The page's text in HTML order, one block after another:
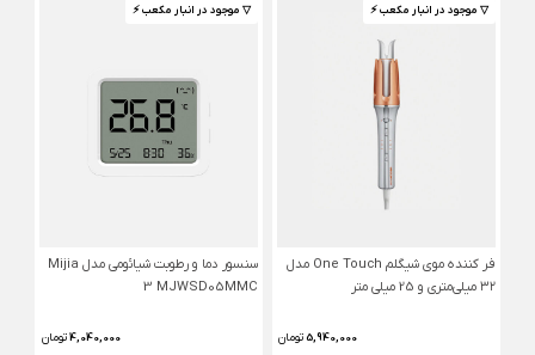
▽ موجود در انبار مکعب ⚡️
فر کننده موی شیگلم One Touch مدل
۳۲ میلی‌متری و 25 میلی متر
5,940,000تومان
▽ موجود در انبار مکعب ⚡️
سنسور دما و رطوبت شیائومی مدل Mijia
3 MJWSD05MMC
4,040,000تومان